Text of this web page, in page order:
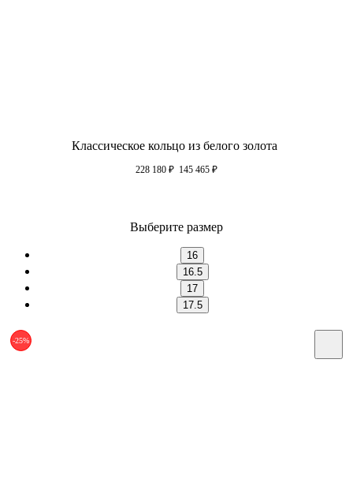
Классическое кольцо из белого золота
228 180 ₽ 145 465 ₽
Выберите размер
16
16.5
17
17.5
-25%